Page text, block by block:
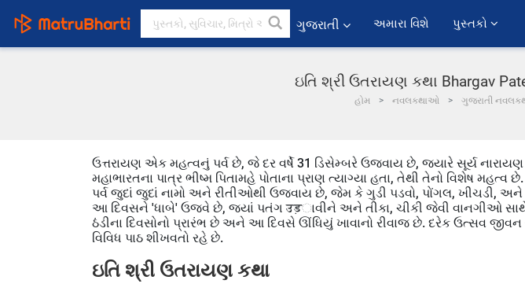
ગુજરાતી અમારા વિશે પુસ્તકો
ઇતિ શ્રી ઉતરાયણ કથા Bhargav
હોમ નવલકથાઓ ગુજરાતી
ઉત્તરાયણ એક મહત્વનું પર્વ છે, જે દર વર્ષે 31 ડિસેમ્બરે ઉજવાય છે, જ્યારે સૂર્ય
મહાભારતના પાત્ર ભીષ્મ પિતામહે પોતાના પ્રાણ ત્યાગ્યા હતા, તેથી તેનો વિશેષ મહત્વ
પર્વ જુદાં જુદાં નામો અને રીતીઓથી ઉજવાય છે, જેમ કે ગુડી પડવો, પોંગલ, ખીચડી, અને
આ દિવસને 'ધાબે' ઉજવે છે, જ્યાં પતંગ उड़ાવીને અને તીકા, ચીકી જેવી વાનગીઓ
ઠંડીના દિવસોનો પ્રારંભ છે અને આ દિવસે ઊંધિયું ખાવાનો રીવાજ છે. દરેક ઉત્સવ
વિવિધ પાઠ શીખવતો રહે છે.
ઇતિ શ્રી ઉતરાયણ કથા